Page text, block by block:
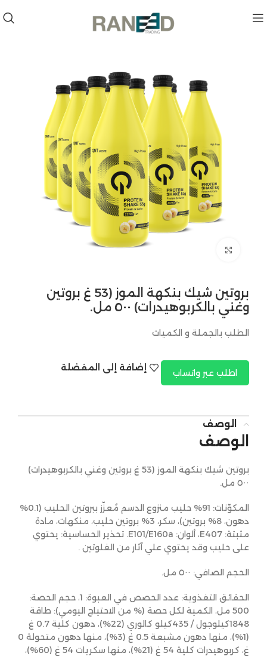
بروتين شيك بنكهة الموز (53 غ بروتين
وغني بالكربوهيدرات) ٥٠٠ مل.
الطلب بالجملة و الكميات
اطلب عبر واتساب إضافة إلى المفضلة
الوصف
الوصف
بروتين شيك بنكهة الموز (53 غ بروتين وغني بالكربوهيدرات)
٥٠٠ مل.
المكوّنات: 91% حليب منزوع الدسم مُعزّز ببروتين الحليب (0.1%
دهون، 8% بروتين)، سكر، 3% بروتين حليب، منكهات، مادة
مثبتة: E407، ألوان: E101/E160a. تحذير الحساسية: يحتوي
على حليب وقد يحتوي علي آثار من الغلوتين .
الحجم الصافي: ٥٠٠ مل.
الحقائق التغذوية: عدد الحصص في العبوة: 1، حجم الحصة:
500 مل، الكمية لكل حصة (% من الاحتياج اليومي): طاقة
1848كيلوجول / 435كيلو كالوري (22%)، دهون كلية 0.7 غ
(1%)، منها دهون مشبعة 0.5 غ (3%)، منها دهون متحولة 0
غ، كربوهيدرات كلية 54 غ (21%)، منها سكريات 54 غ (60%)،